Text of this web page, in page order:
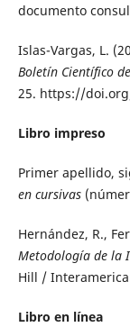
documento
Islas-Vargas, L.
Boletín Científico
25. https://
Libro impreso
Primer apellido,
en cursivas
Hernández, R.,
Metodología de la
Hill /
Libro en línea